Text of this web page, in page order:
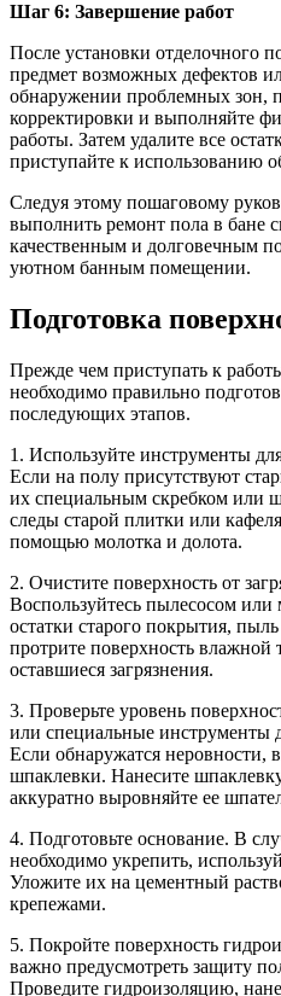
Шаг 6: Завершение работ
После установки отделочного
предмет возможных дефектов
обнаружении проблемных зон,
корректировки и выполняйте
работы. Затем удалите все
приступайте к использованию
Следуя этому пошаговому
выполнить ремонт пола в бане
качественным и долговечным
уютном банным помещении.
Подготовка
Прежде чем приступать к
необходимо правильно
последующих этапов.
1. Используйте инструменты
Если на полу присутствуют
их специальным скребком или
следы старой плитки или
помощью молотка и долота.
2. Очистите поверхность от
Воспользуйтесь пылесосом или
остатки старого покрытия,
протрите поверхность влажной
оставшиеся загрязнения.
3. Проверьте уровень
или специальные инструменты
Если обнаружатся
шпаклевки. Нанесите
аккуратно выровняйте ее
4. Подготовьте основание. В
необходимо укрепить,
Уложите их на цементный
крепежами.
5. Покройте поверхность
важно предусмотреть защиту
Проведите гидроизоляцию,